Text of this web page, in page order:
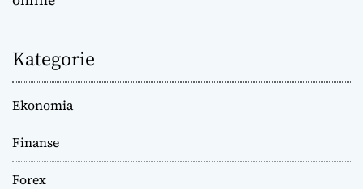
a
c
j
a
Kategorie
Ekonomia
Finanse
Forex